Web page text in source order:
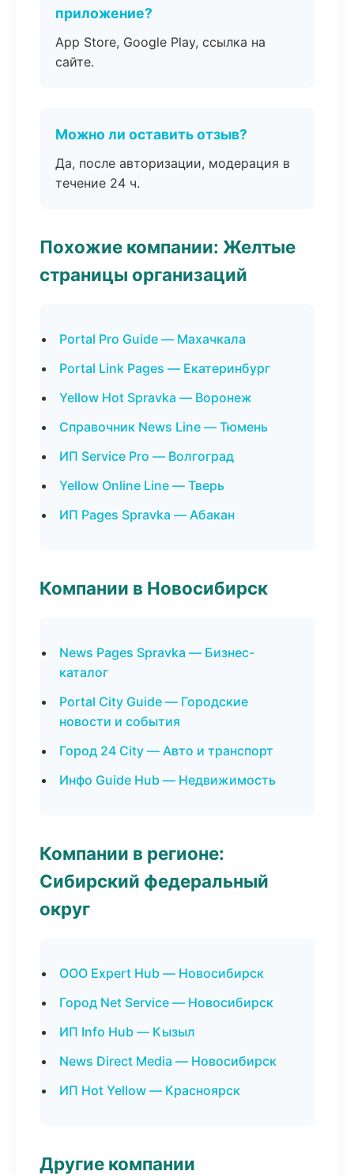
приложение?
App Store, Google Play, ссылка на
сайте.
Можно ли оставить отзыв?
Да, после авторизации, модерация в
течение 24 ч.
Похожие компании: Желтые
страницы организаций
Portal Pro Guide — Махачкала
Portal Link Pages — Екатеринбург
Yellow Hot Spravka — Воронеж
Справочник News Line — Тюмень
ИП Service Pro — Волгоград
Yellow Online Line — Тверь
ИП Pages Spravka — Абакан
Компании в Новосибирск
News Pages Spravka — Бизнес-
каталог
Portal City Guide — Городские
новости и события
Город 24 City — Авто и транспорт
Инфо Guide Hub — Недвижимость
Компании в регионе:
Сибирский федеральный
округ
ООО Expert Hub — Новосибирск
Город Net Service — Новосибирск
ИП Info Hub — Кызыл
News Direct Media — Новосибирск
ИП Hot Yellow — Красноярск
Другие компании